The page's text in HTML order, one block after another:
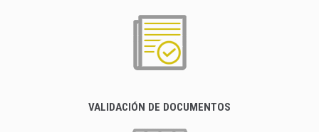
VALIDACIÓN DE DOCUMENTOS